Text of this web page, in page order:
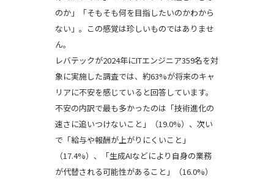
のか」「そもそも何を目指したいのかわから
ない」。この感覚は珍しいものではありませ
ん。
レバテックが2024年にITエンジニア359名を対
象に実施した調査では、約63%が将来のキャ
リアに不安を感じていると回答しています。
不安の内訳で最も多かったのは「技術進化の
速さに追いつけないこと」（19.0%）、次い
で「給与や報酬が上がりにくいこと」
（17.4%）、「生成AIなどにより自身の業務
が代替される可能性があること」（16.0%）